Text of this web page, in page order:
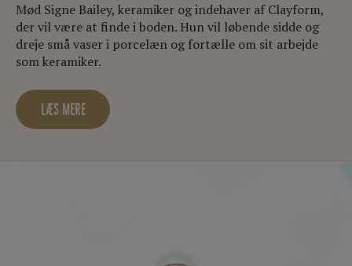
Mød Signe Bailey, keramiker og indehaver af Clayform,
der vil være at finde i boden. Hun vil løbende sidde og
dreje små vaser i porcelæn og fortælle om sit arbejde
som keramiker.
LÆS MERE